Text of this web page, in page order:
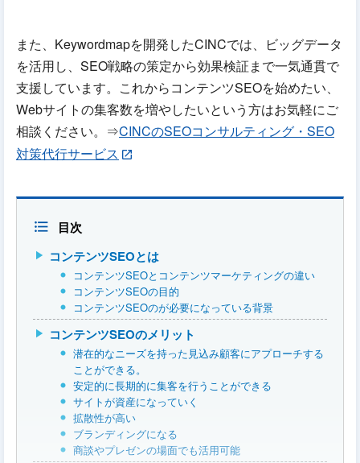
また、Keywordmapを開発したCINCでは、ビッグデータ
を活用し、SEO戦略の策定から効果検証まで一気通貫で
支援しています。これからコンテンツSEOを始めたい、
Webサイトの集客数を増やしたいという方はお気軽にご
相談ください。⇒CINCのSEOコンサルティング・SEO
対策代行サービス
目次
コンテンツSEOとは
コンテンツSEOとコンテンツマーケティングの違い
コンテンツSEOの目的
コンテンツSEOのが必要になっている背景
コンテンツSEOのメリット
潜在的なニーズを持った見込み顧客にアプローチする
ことができる。
安定的に長期的に集客を行うことができる
サイトが資産になっていく
拡散性が高い
ブランディングになる
商談やプレゼンの場面でも活用可能